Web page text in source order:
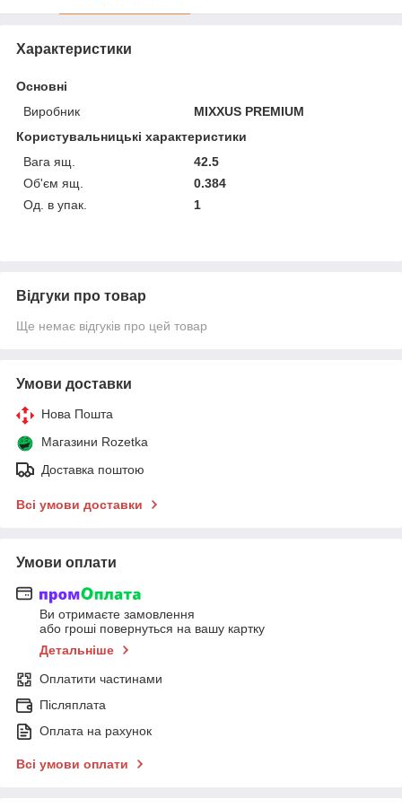
Характеристики
Основні
Виробник
MIXXUS PREMIUM
Користувальницькі характеристики
Вага ящ.
42.5
Об'єм ящ.
0.384
Од. в упак.
1
Відгуки про товар
Ще немає відгуків про цей товар
Умови доставки
Нова Пошта
Магазини Rozetka
Доставка поштою
Всі умови доставки
Умови оплати
Ви отримаєте замовлення
або гроші повернуться на вашу картку
Детальніше
Оплатити частинами
Післяплата
Оплата на рахунок
Всі умови оплати